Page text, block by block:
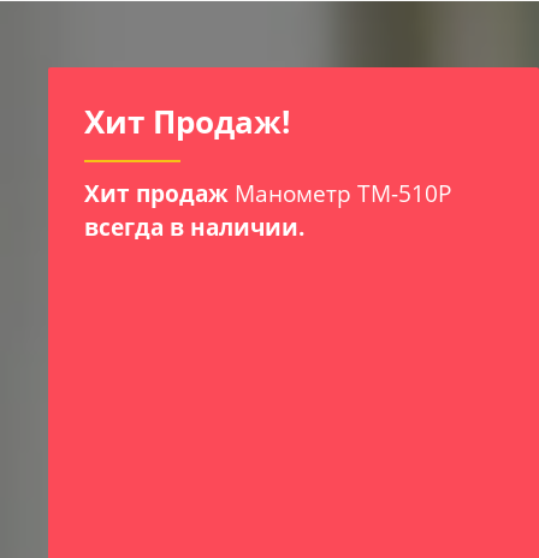
Хит Продаж!
Хит продаж Манометр ТМ-510Р
всегда в наличии.